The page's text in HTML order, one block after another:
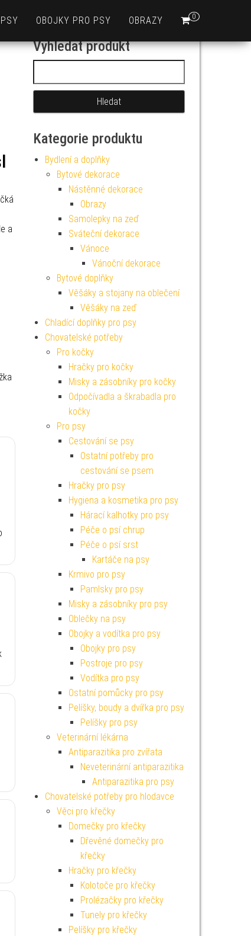
0
OBOJKY PRO PSY OBRAZY
a
Vyhledat produkt
Kategorie produktu
Bydlení a doplňky
Bytové dekorace
Nástěnné dekorace
Obrazy
Samolepky na zeď
Sváteční dekorace
Vánoce
Vánoční dekorace
Bytové doplňky
Věšáky a stojany na oblečení
Věšáky na zeď
Chladící doplňky pro psy
Chovatelské potřeby
Pro kočky
Hračky pro kočky
Misky a zásobníky pro kočky
Odpočívadla a škrabadla pro
kočky
Pro psy
Cestování se psy
Ostatní potřeby pro
cestování se psem
Hračky pro psy
Hygiena a kosmetika pro psy
Hárací kalhotky pro psy
Péče o psí chrup
Péče o psí srst
Kartáče na psy
Krmivo pro psy
Pamlsky pro psy
Misky a zásobníky pro psy
Oblečky na psy
Obojky a vodítka pro psy
Obojky pro psy
Postroje pro psy
Vodítka pro psy
Ostatní pomůcky pro psy
Pelíšky, boudy a dvířka pro psy
Pelíšky pro psy
Veterinární lékárna
Antiparazitika pro zvířata
Neveterinární antiparazitika
Antiparazitika pro psy
Chovatelské potřeby pro hlodavce
Věci pro křečky
Domečky pro křečky
Dřevěné domečky pro
křečky
Hračky pro křečky
Kolotoče pro křečky
Prolézačky pro křečky
Tunely pro křečky
Pelíšky pro křečky